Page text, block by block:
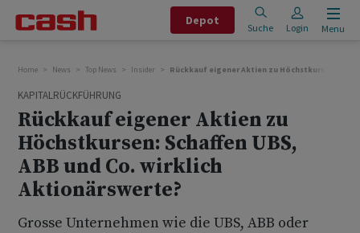
Depot
Suche Login Menu
Home News Top News Insider Rückkauf eigener Aktien zu Höchstkursen -
KAPITALRÜCKFÜHRUNG
Rückkauf eigener Aktien zu
Höchstkursen: Schaffen UBS,
ABB und Co. wirklich
Aktionärswerte?
Grosse Unternehmen wie die UBS, ABB oder